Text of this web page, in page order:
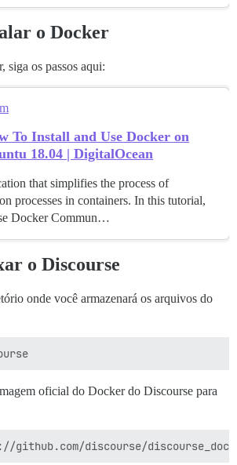
o Docker
siga os passos aqui:
To Install and Use Docker on
18.04 | DigitalOcean
that simplifies the process of
processes in containers. In this tutorial,
Docker Commun…
o Discourse
onde você armazenará os arquivos do
oficial do Docker do Discourse para